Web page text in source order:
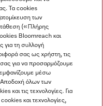
Τα cookies
των
(«Πλήρης
Bloomreach και
για τη συλλογή
σας ως χρήστη, τις
σας για να προσαρμόζουμε
μέσω
όλων των
και τις τεχνολογίες. Για
και τεχνολογίες,